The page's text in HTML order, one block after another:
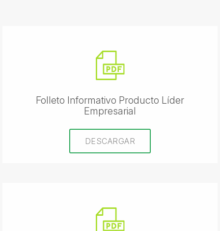
Folleto Informativo Producto Líder
Empresarial
DESCARGAR